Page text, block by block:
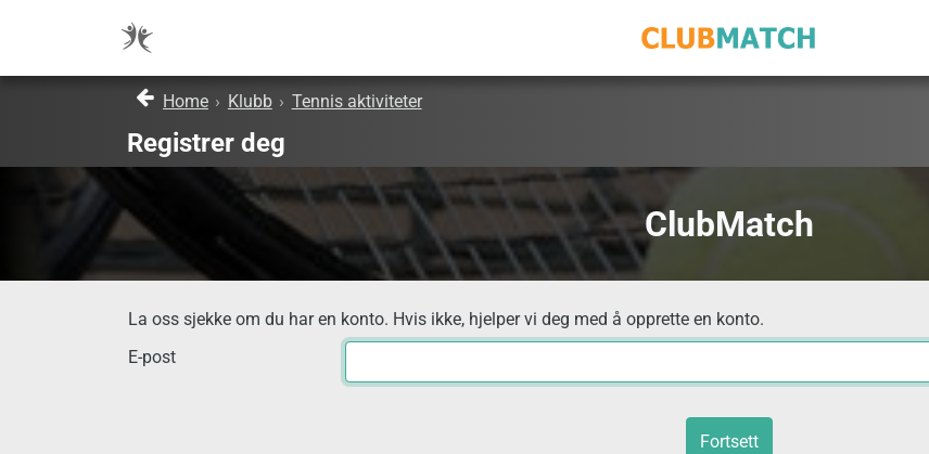
Home › Klubb › Tennis aktiviteter
Registrer deg
ClubMatch
La oss sjekke om du har en konto. Hvis ikke, hjelper vi deg med å opprette en konto.
E-post
Fortsett